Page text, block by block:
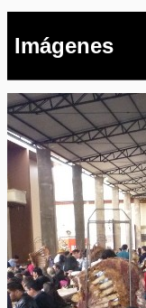
Imágenes